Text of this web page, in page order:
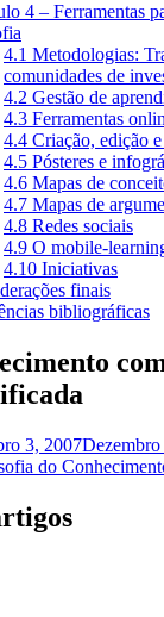
4 – Ferramentas
4.1 Metodologias:
comunidades de
4.2 Gestão de
4.3 Ferramentas
4.4 Criação, edição
4.5 Pósteres e
4.6 Mapas de
4.7 Mapas de
4.8 Redes sociais
4.9 O mobile-
4.10 Iniciativas
finais
bibliográficas
3, 2007Dezembro
do